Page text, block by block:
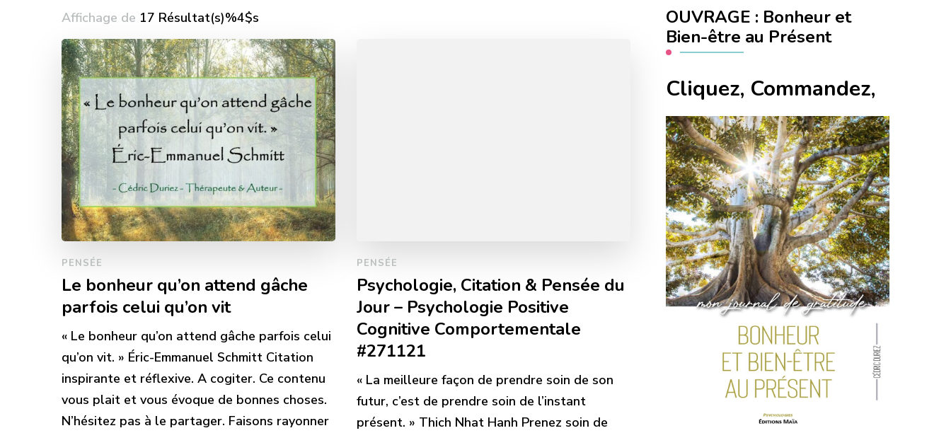
Affichage de 17 Résultat(s)%4$s
PENSÉE
Le bonheur qu’on attend gâche
parfois celui qu’on vit
« Le bonheur qu’on attend gâche parfois celui
qu’on vit. » Éric-Emmanuel Schmitt Citation
inspirante et réflexive. A cogiter. Ce contenu
vous plait et vous évoque de bonnes choses.
N’hésitez pas à le partager. Faisons rayonner
PENSÉE
Psychologie, Citation & Pensée du
Jour – Psychologie Positive
Cognitive Comportementale
#271121
« La meilleure façon de prendre soin de son
futur, c’est de prendre soin de l’instant
présent. » Thich Nhat Hanh Prenez soin de
OUVRAGE : Bonheur et
Bien-être au Présent
Cliquez, Commandez,